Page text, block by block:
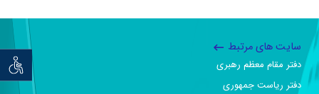
توان
سایت های مرتبط
دفتر مقام معظم رهبری
دفتر ریاست جمهوری